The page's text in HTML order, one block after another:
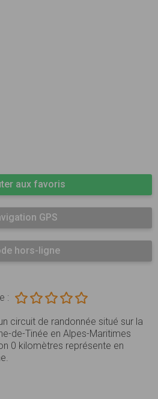
aux favoris
GPS
hors-ligne
:
circuit de randonnée situé sur la
de-Tinée en Alpes-Maritimes
0 kilomètres représente en